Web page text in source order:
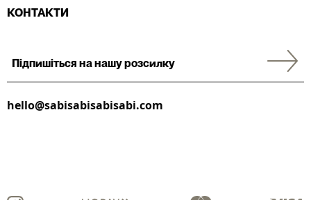
КОНТАКТИ
hello@sabisabisabisabi.com